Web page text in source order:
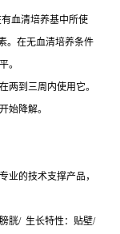
血清培养基中所使
。在无血清培养条件
。
两到三周内使用它。
始降解。
业的技术支撑产品，
胱/ 生长特性：贴壁/